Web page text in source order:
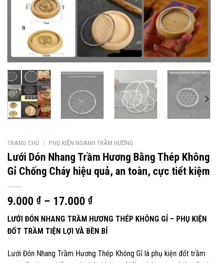
TRANG CHỦ / PHỤ KIỆN NGÀNH TRẦM HƯƠNG
Lưới Dón Nhang Trầm Hương Bằng Thép Không
Gỉ Chống Cháy hiệu quả, an toàn, cực tiểt kiệm
9.000 ₫– 17.000 ₫
LƯỚI ĐÓN NHANG TRẦM HƯƠNG THÉP KHÔNG GỈ – PHỤ KIỆN
ĐỐT TRẦM TIỆN LỢI VÀ BỀN BỈ
Lưới Đón Nhang Trầm Hương Thép Không Gỉ là phụ kiện đốt trầm